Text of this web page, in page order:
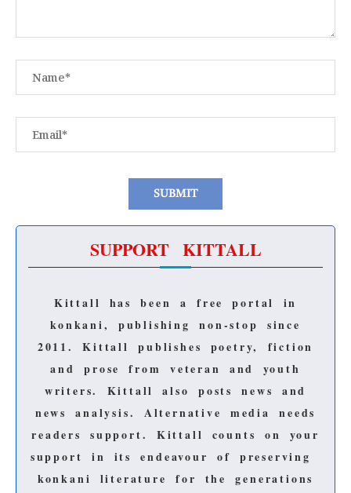
SUPPORT KITTALL
Kittall has been a free portal in
konkani, publishing non-stop since
2011.Kittall publishes poetry, fiction
and prose from veteran and youth
writers. Kittall also posts news and
news analysis. Alternative media needs
readers support. Kittall counts on your
support in its endeavour of preserving
konkani literature for the generations